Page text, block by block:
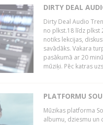
DIRTY DEAL
Dirty Deal Audio
no plkst.18 līdz plkst
notiks lekcijas,
savādāks. Vakara
pasākumā ar 20
mūziķi. Pēc katras
PLATFORMU
Mūzikas platforma
albumu, dziesmu un